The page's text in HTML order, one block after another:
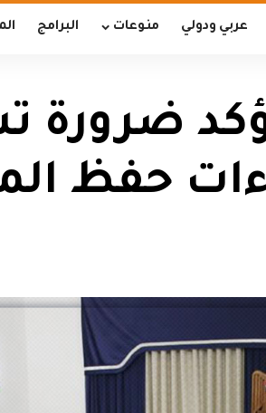
عربي ودولي منوعات البرامج
ضرورة
حفظ